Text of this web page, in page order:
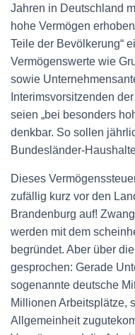
Jahren in Deutschland
hohe Vermögen
Teile der Bevölkerung“
Vermögenswerte wie
sowie
Interimsvorsitzenden
seien „bei besonders
denkbar. So sollen
Bundesländer-
Dieses
zufällig kurz vor den
Brandenburg auf!
werden mit dem
begründet. Aber über
gesprochen: Gerade
sogenannte deutsche
Millionen Arbeitsplätze,
Allgemeinheit